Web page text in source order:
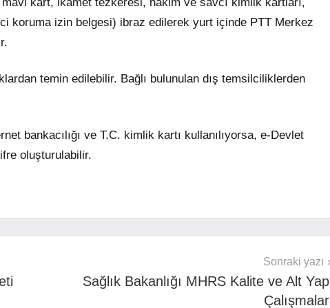
koruma izin belgesi) ibraz edilerek yurt içinde PTT Merkez
temin edilebilir. Bağlı bulunulan dış temsilciliklerden
bankacılığı ve T.C. kimlik kartı kullanılıyorsa, e-Devlet
oluşturulabilir.
Sonraki yazı
Sağlık Bakanlığı MHRS Kalite ve Alt